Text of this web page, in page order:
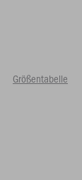
Größentabelle